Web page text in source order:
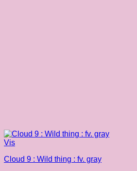
Vis
Cloud 9 : Wild thing : fv. gray